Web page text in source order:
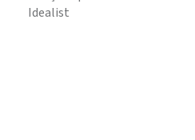
Idealist